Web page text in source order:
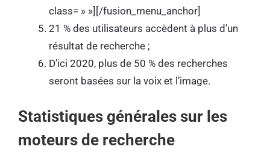
class= » »][/fusion_menu_anchor]
21 % des utilisateurs accèdent à plus d’un
résultat de recherche ;
D’ici 2020, plus de 50 % des recherches
seront basées sur la voix et l’image.
Statistiques générales sur les
moteurs de recherche